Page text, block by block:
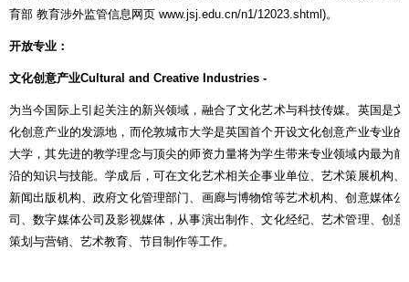
育部 教育涉外监管信息网页 www.jsj.edu.cn/n1/12023.shtml)。
开放专业：
文化创意产业Cultural and Creative Industries -
为当今国际上引起关注的新兴领域，融合了文化艺术与科技传媒。英国是文
化创意产业的发源地，而伦敦城市大学是英国首个开设文化创意产业专业的
大学，其先进的教学理念与顶尖的师资力量将为学生带来专业领域内最为前
沿的知识与技能。学成后，可在文化艺术相关企事业单位、艺术策展机构、
新闻出版机构、政府文化管理部门、画廊与博物馆等艺术机构、创意媒体公
司、数字媒体公司及影视媒体，从事演出制作、文化经纪、艺术管理、创意
策划与营销、艺术教育、节目制作等工作。